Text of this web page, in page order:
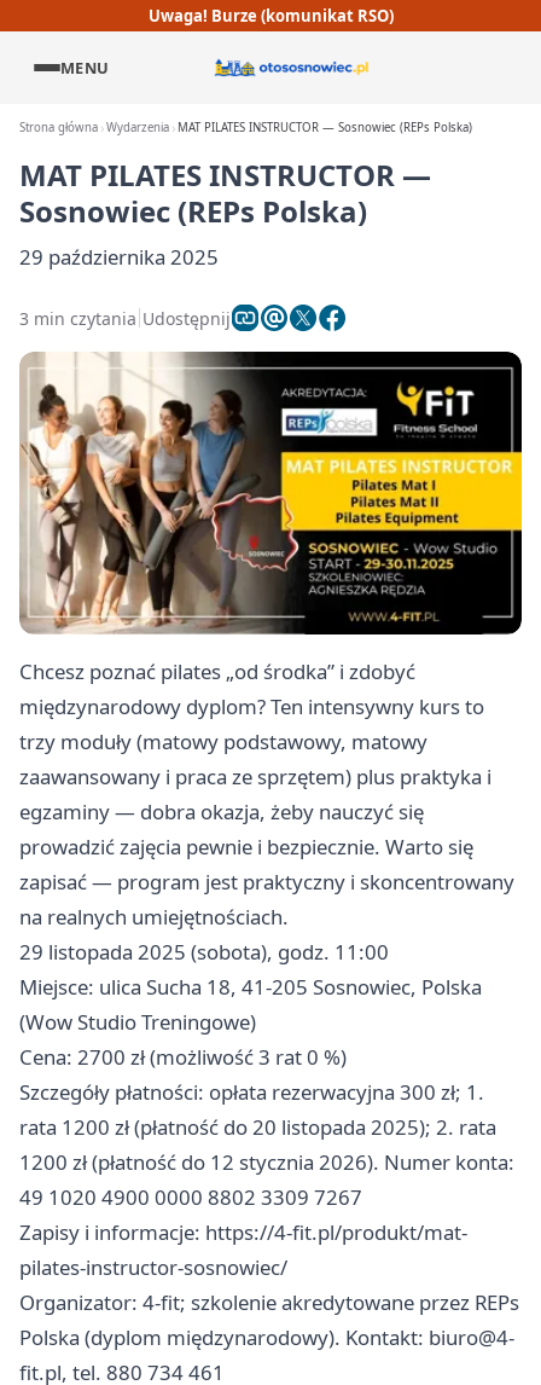
Uwaga! Burze (komunikat RSO)
MENU
Strona główna Wydarzenia MAT PILATES INSTRUCTOR — Sosnowiec (REPs Polska)
MAT PILATES INSTRUCTOR —
Sosnowiec (REPs Polska)
29 października 2025
3 min czytania Udostępnij
Chcesz poznać pilates „od środka” i zdobyć
międzynarodowy dyplom? Ten intensywny kurs to
trzy moduły (matowy podstawowy, matowy
zaawansowany i praca ze sprzętem) plus praktyka i
egzaminy — dobra okazja, żeby nauczyć się
prowadzić zajęcia pewnie i bezpiecznie. Warto się
zapisać — program jest praktyczny i skoncentrowany
na realnych umiejętnościach.
29 listopada 2025 (sobota), godz. 11:00
Miejsce: ulica Sucha 18, 41-205 Sosnowiec, Polska
(Wow Studio Treningowe)
Cena: 2700 zł (możliwość 3 rat 0 %)
Szczegóły płatności: opłata rezerwacyjna 300 zł; 1.
rata 1200 zł (płatność do 20 listopada 2025); 2. rata
1200 zł (płatność do 12 stycznia 2026). Numer konta:
49 1020 4900 0000 8802 3309 7267
Zapisy i informacje: https://4-fit.pl/produkt/mat-
pilates-instructor-sosnowiec/
Organizator: 4-fit; szkolenie akredytowane przez REPs
Polska (dyplom międzynarodowy). Kontakt: biuro@4-
fit.pl, tel. 880 734 461